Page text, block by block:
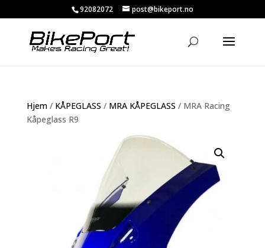
92082072 post@bikeport.no
Hjem/ KÅPEGLASS / MRA KÅPEGLASS / MRA Racing
Kåpeglass R9